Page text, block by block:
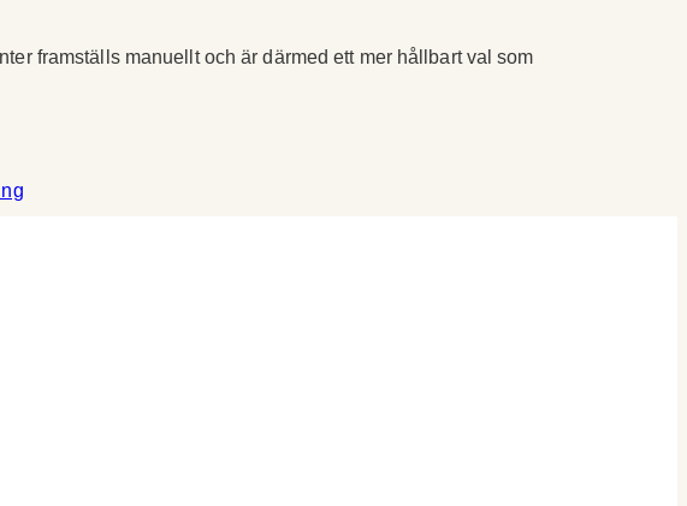
framställs manuellt och är därmed ett mer hållbart val som